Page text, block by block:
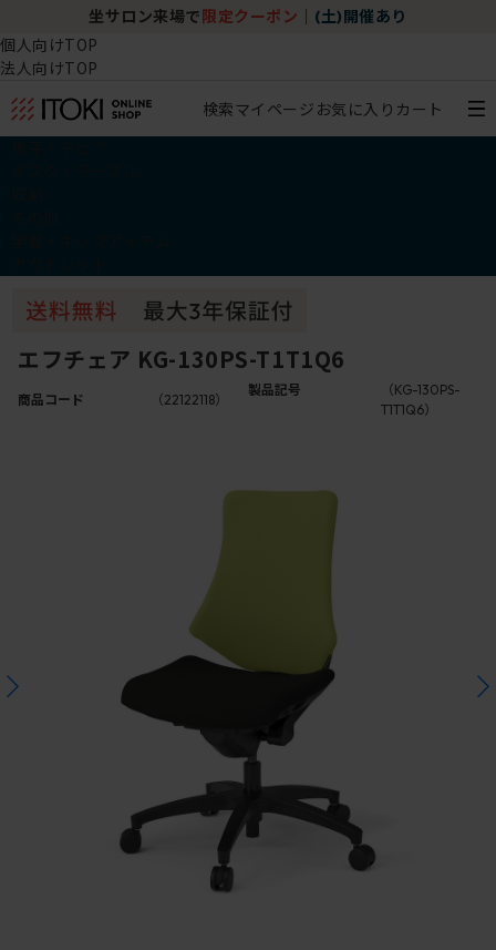
坐サロン来場で 限定クーポン (土)開催あり
個人向けTOP
法人向けTOP
検索マイページ お気に入り カート
エフチェア KG-130PS-T1T1Q6
商品コード （22122118）
製品記号
（KG-130PS-
T1T1Q6）